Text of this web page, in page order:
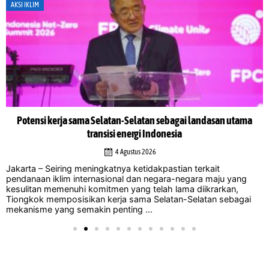
AKSI IKLIM
Potensi kerja sama Selatan-Selatan sebagai landasan utama
transisi energi Indonesia
4 Agustus 2026
Jakarta – Seiring meningkatnya ketidakpastian terkait
pendanaan iklim internasional dan negara-negara maju yang
kesulitan memenuhi komitmen yang telah lama diikrarkan,
Tiongkok memposisikan kerja sama Selatan-Selatan sebagai
mekanisme yang semakin penting ...